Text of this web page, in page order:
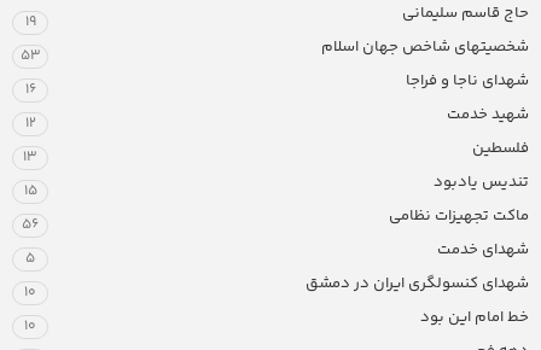
حاج قاسم سلیمانی 19
شخصیتهای شاخص جهان اسلام 53
شهدای ناجا و فراجا 16
شهید خدمت 12
فلسطین 13
تندیس یادبود 15
ماکت تجهیزات نظامی 56
شهدای خدمت 5
شهدای کنسولگری ایران در دمشق 10
خط امام این بود 10